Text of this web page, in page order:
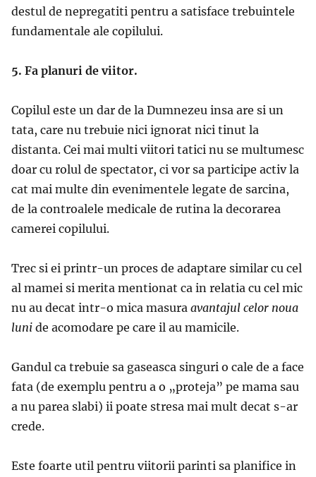
destul de nepregatiti pentru a satisface trebuintele
fundamentale ale copilului.
5. Fa planuri de viitor.
Copilul este un dar de la Dumnezeu insa are si un
tata, care nu trebuie nici ignorat nici tinut la
distanta. Cei mai multi viitori tatici nu se multumesc
doar cu rolul de spectator, ci vor sa participe activ la
cat mai multe din evenimentele legate de sarcina,
de la controalele medicale de rutina la decorarea
camerei copilului.
Trec si ei printr-un proces de adaptare similar cu cel
al mamei si merita mentionat ca in relatia cu cel mic
nu au decat intr-o mica masura avantajul celor noua
luni de acomodare pe care il au mamicile.
Gandul ca trebuie sa gaseasca singuri o cale de a face
fata (de exemplu pentru a o „proteja” pe mama sau
a nu parea slabi) ii poate stresa mai mult decat s-ar
crede.
Este foarte util pentru viitorii parinti sa planifice in